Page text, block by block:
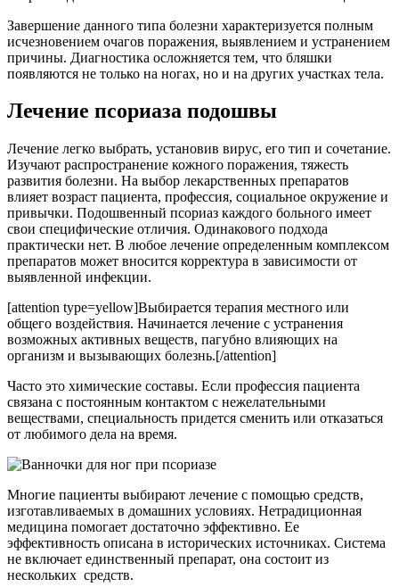
Завершение данного типа болезни характеризуется полным
исчезновением очагов поражения, выявлением и устранением
причины. Диагностика осложняется тем, что бляшки
появляются не только на ногах, но и на других участках тела.
Лечение псориаза подошвы
Лечение легко выбрать, установив вирус, его тип и сочетание.
Изучают распространение кожного поражения, тяжесть
развития болезни. На выбор лекарственных препаратов
влияет возраст пациента, профессия, социальное окружение и
привычки. Подошвенный псориаз каждого больного имеет
свои специфические отличия. Одинакового подхода
практически нет. В любое лечение определенным комплексом
препаратов может вносится корректура в зависимости от
выявленной инфекции.
[attention type=yellow]Выбирается терапия местного или
общего воздействия. Начинается лечение с устранения
возможных активных веществ, пагубно влияющих на
организм и вызывающих болезнь.[/attention]
Часто это химические составы. Если профессия пациента
связана с постоянным контактом с нежелательными
веществами, специальность придется сменить или отказаться
от любимого дела на время.
Многие пациенты выбирают лечение с помощью средств,
изготавливаемых в домашних условиях. Нетрадиционная
медицина помогает достаточно эффективно. Ее
эффективность описана в исторических источниках. Система
не включает единственный препарат, она состоит из
нескольких средств.